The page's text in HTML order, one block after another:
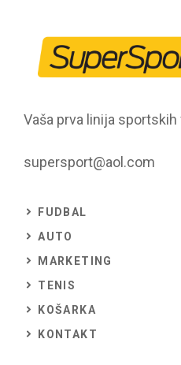
Vaša prva linija
supersport@aol.com
FUDBAL
AUTO
MARKETING
TENIS
KOŠARKA
KONTAKT